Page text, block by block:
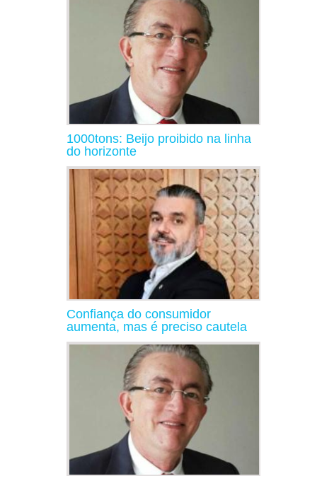
1000tons: Beijo proibido na linha
do horizonte
Confiança do consumidor
aumenta, mas é preciso cautela